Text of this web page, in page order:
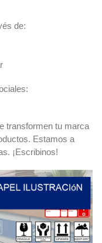
de:
transformen tu marca
Estamos a
¡Escribinos!